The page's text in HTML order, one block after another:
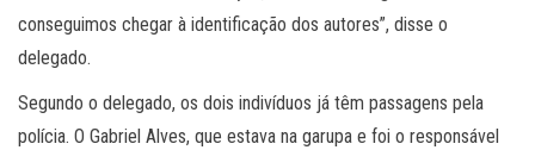
conseguimos chegar à identificação dos autores”, disse o
delegado.
Segundo o delegado, os dois indivíduos já têm passagens pela
polícia. O Gabriel Alves, que estava na garupa e foi o responsável